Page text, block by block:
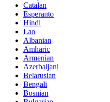
Catalan
Esperanto
Hindi
Lao
Albanian
Amharic
Armenian
Azerbaijani
Belarusian
Bengali
Bosnian